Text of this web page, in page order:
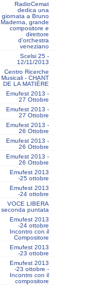
RadioCemat
dedica una
giornata a Bruno
Maderna, grande
compositore e
direttore
d’orchestra
veneziano
Scelsi 25 -
12/11/2013
Centro Ricerche
Musicali - CHANT
DE LA MATIÈRE
Emufest 2013 -
27 Ottobre
Emufest 2013 -
27 Ottobre
Emufest 2013 -
26 Ottobre
Emufest 2013 -
26 Ottobre
Emufest 2013 -
26 Ottobre
Emufest 2013
-25 ottobre
Emufest 2013
-24 ottobre
VOCE LIBERA
seconda puntata
Emufest 2013
-24 ottobre
Incontro con il
Compositore
Emufest 2013
-23 ottobre
Emufest 2013
-23 ottobre -
Incontro con il
compositore